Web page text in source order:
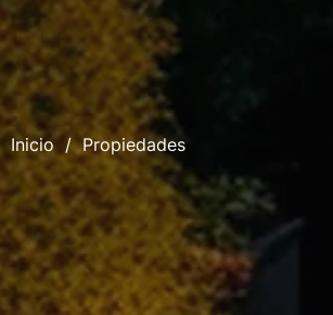
Inicio / Propiedades